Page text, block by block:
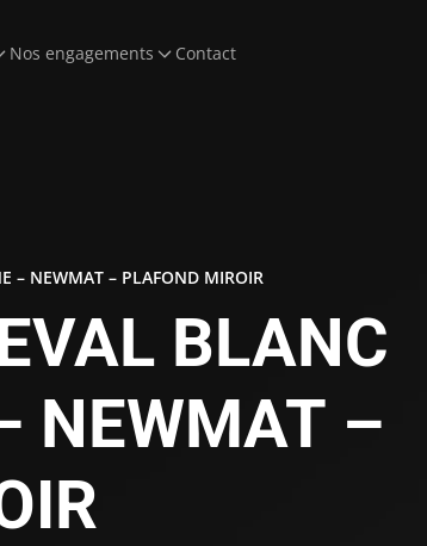
Nos engagements Contact
– NEWMAT – PLAFOND MIROIR
BLANC
NEWMAT –